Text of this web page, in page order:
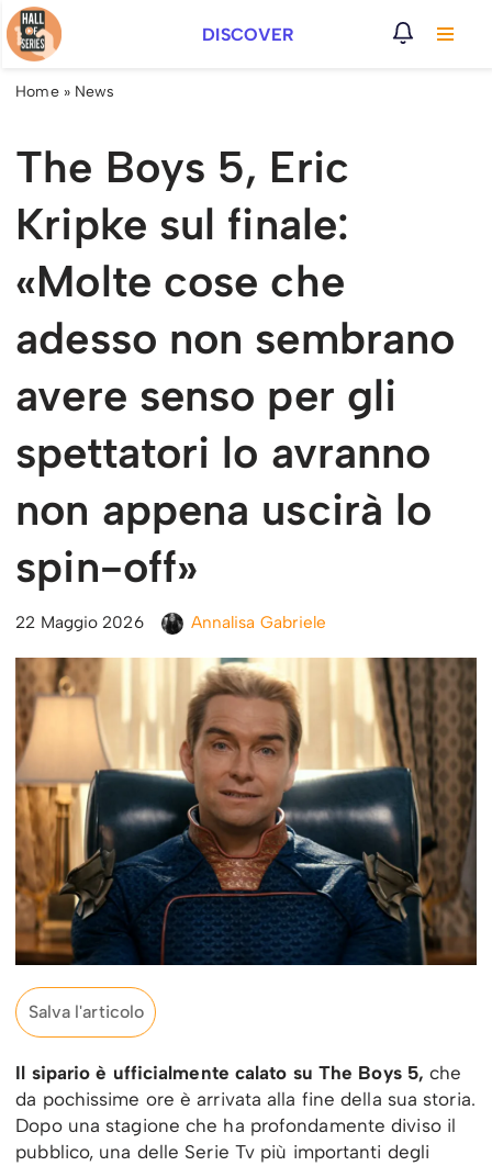
Vai
al
DISCOVER
Home» News
The Boys 5, Eric
Kripke sul finale:
«Molte cose che
adesso non sembrano
avere senso per gli
spettatori lo avranno
non appena uscirà lo
spin-off»
22 Maggio 2026 Annalisa Gabriele
Salva l'articolo
Il sipario è ufficialmente calato su The Boys 5, che
da pochissime ore è arrivata alla fine della sua storia.
Dopo una stagione che ha profondamente diviso il
pubblico, una delle Serie Tv più importanti degli